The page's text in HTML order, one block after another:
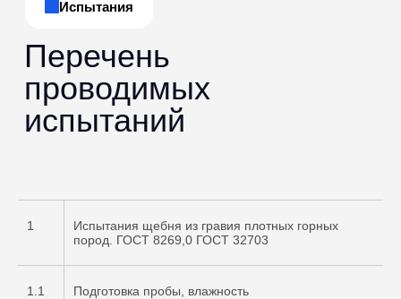
1
Испытания щебня из гравия плотных горных
пород. ГОСТ 8269,0 ГОСТ 32703
1.1 Подготовка пробы, влажность